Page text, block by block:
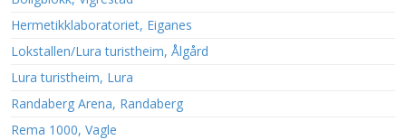
Hermetikklaboratoriet, Eiganes
Lokstallen/Lura turistheim, Ålgård
Lura turistheim, Lura
Randaberg Arena, Randaberg
Rema 1000, Vagle